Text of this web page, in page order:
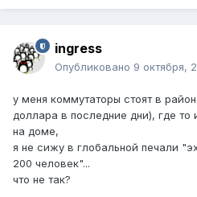
ingress
Опубликовано 9 октября,
у меня коммутаторы стоят в
доллара в последние дни), где то
на доме,
я не сижу в глобальной печали
200 человек"...
что не так?